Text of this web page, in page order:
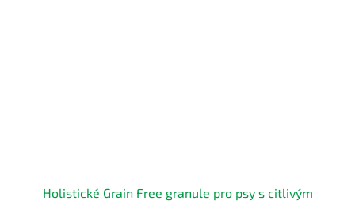
Holistické Grain Free granule pro psy s citlivým